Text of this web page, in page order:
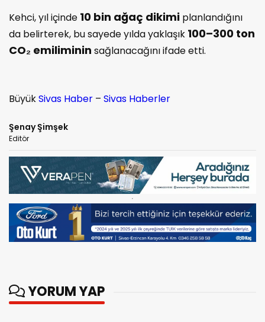
Kehci, yıl içinde 10 bin ağaç dikimi planlandığını
da belirterek, bu sayede yılda yaklaşık 100–300 ton
CO₂ emiliminin sağlanacağını ifade etti.
BüyükSivas Haber – Sivas Haberler
Şenay Şimşek
Editör
YORUM YAP